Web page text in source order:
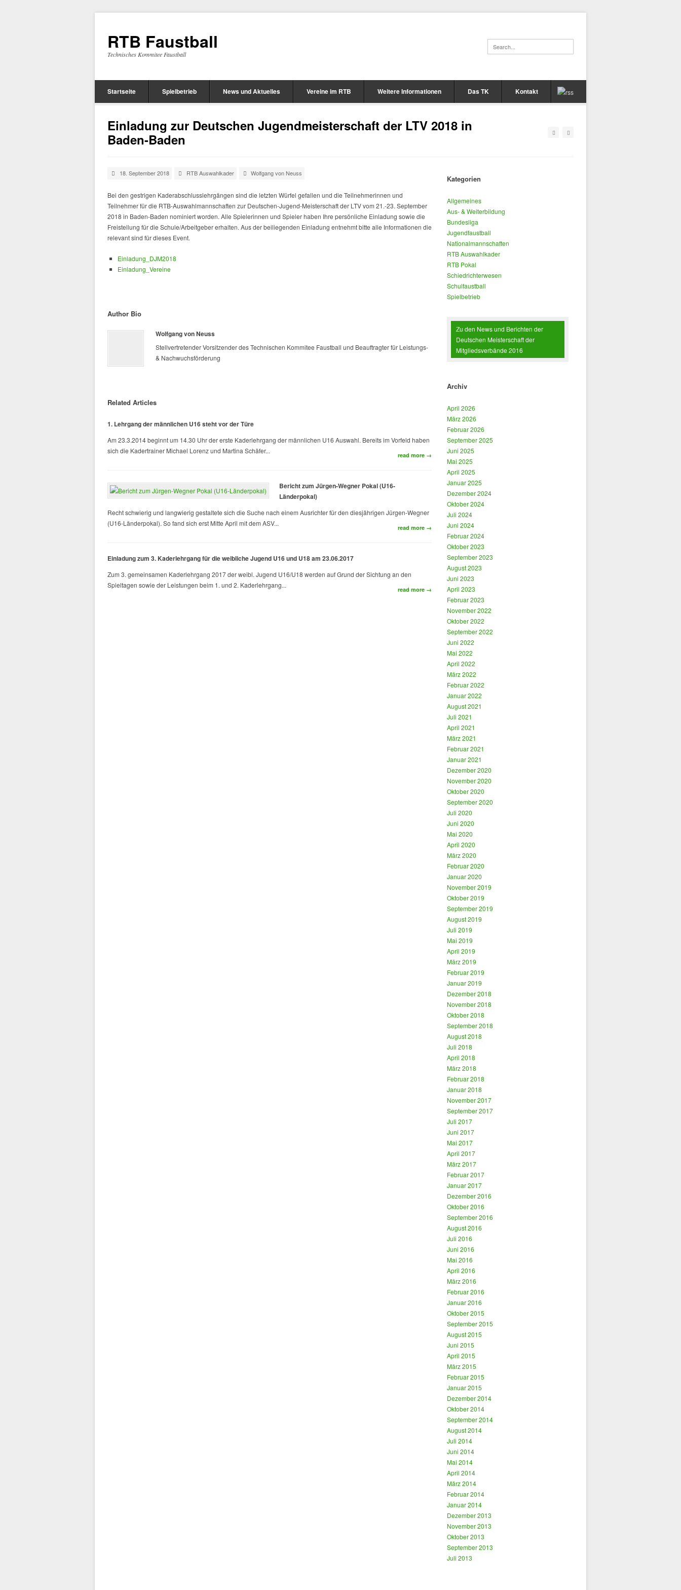
RTB Faustball
Technisches Kommitee Faustball
Startseite Spielbetrieb News und Aktuelles Vereine im RTB Weitere Informationen Das TK Kontakt
Einladung zur Deutschen Jugendmeisterschaft der LTV 2018 in
Baden-Baden
18. September 2018 RTB Auswahlkader Wolfgang von Neuss
Bei den gestrigen Kaderabschlusslehrgängen sind die letzten Würfel gefallen und die Teilnehmerinnen und
Teilnehmer für die RTB-Auswahlmannschaften zur Deutschen-Jugend-Meisterschaft der LTV vom 21.-23. September
2018 in Baden-Baden nominiert worden. Alle Spielerinnen und Spieler haben Ihre persönliche Einladung sowie die
Freistellung für die Schule/Arbeitgeber erhalten. Aus der beiliegenden Einladung entnehmt bitte alle Informationen die
relevant sind für dieses Event.
Einladung_DJM2018
Einladung_Vereine
Author Bio
Wolfgang von Neuss
Stellvertretender Vorsitzender des Technischen Kommitee Faustball und Beauftragter für Leistungs-
& Nachwuchsförderung
Related Articles
1. Lehrgang der männlichen U16 steht vor der Türe
Am 23.3.2014 beginnt um 14.30 Uhr der erste Kaderlehrgang der männlichen U16 Auswahl. Bereits im Vorfeld haben
sich die Kadertrainer Michael Lorenz und Martina Schäfer...
read more →
Bericht zum Jürgen-Wegner Pokal (U16-
Länderpokal)
Recht schwierig und langwierig gestaltete sich die Suche nach einem Ausrichter für den diesjährigen Jürgen-Wegner
(U16-Länderpokal). So fand sich erst Mitte April mit dem ASV...
read more →
Einladung zum 3. Kaderlehrgang für die weibliche Jugend U16 und U18 am 23.06.2017
Zum 3. gemeinsamen Kaderlehrgang 2017 der weibl. Jugend U16/U18 werden auf Grund der Sichtung an den
Spieltagen sowie der Leistungen beim 1. und 2. Kaderlehrgang...
read more →
Kategorien
Allgemeines
Aus- & Weiterbildung
Bundesliga
Jugendfaustball
Nationalmannschaften
RTB Auswahlkader
RTB Pokal
Schiedrichterwesen
Schulfaustball
Spielbetrieb
Zu den News und Berichten der
Deutschen Meisterschaft der
Mitgliedsverbände 2016
Archiv
April 2026
März 2026
Februar 2026
September 2025
Juni 2025
Mai 2025
April 2025
Januar 2025
Dezember 2024
Oktober 2024
Juli 2024
Juni 2024
Februar 2024
Oktober 2023
September 2023
August 2023
Juni 2023
April 2023
Februar 2023
November 2022
Oktober 2022
September 2022
Juni 2022
Mai 2022
April 2022
März 2022
Februar 2022
Januar 2022
August 2021
Juli 2021
April 2021
März 2021
Februar 2021
Januar 2021
Dezember 2020
November 2020
Oktober 2020
September 2020
Juli 2020
Juni 2020
Mai 2020
April 2020
März 2020
Februar 2020
Januar 2020
November 2019
Oktober 2019
September 2019
August 2019
Juli 2019
Mai 2019
April 2019
März 2019
Februar 2019
Januar 2019
Dezember 2018
November 2018
Oktober 2018
September 2018
August 2018
Juli 2018
April 2018
März 2018
Februar 2018
Januar 2018
November 2017
September 2017
Juli 2017
Juni 2017
Mai 2017
April 2017
März 2017
Februar 2017
Januar 2017
Dezember 2016
Oktober 2016
September 2016
August 2016
Juli 2016
Juni 2016
Mai 2016
April 2016
März 2016
Februar 2016
Januar 2016
Oktober 2015
September 2015
August 2015
Juni 2015
April 2015
März 2015
Februar 2015
Januar 2015
Dezember 2014
Oktober 2014
September 2014
August 2014
Juli 2014
Juni 2014
Mai 2014
April 2014
März 2014
Februar 2014
Januar 2014
Dezember 2013
November 2013
Oktober 2013
September 2013
Juli 2013